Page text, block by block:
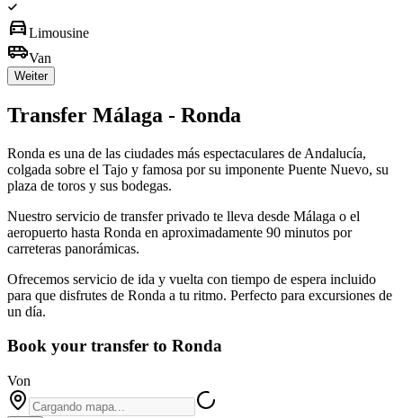
directions_carLimousine
airport_shuttleVan
Weiter
Transfer Málaga - Ronda
Ronda es una de las ciudades más espectaculares de Andalucía,
colgada sobre el Tajo y famosa por su imponente Puente Nuevo, su
plaza de toros y sus bodegas.
Nuestro servicio de transfer privado te lleva desde Málaga o el
aeropuerto hasta Ronda en aproximadamente 90 minutos por
carreteras panorámicas.
Ofrecemos servicio de ida y vuelta con tiempo de espera incluido
para que disfrutes de Ronda a tu ritmo. Perfecto para excursiones de
un día.
Book your transfer to Ronda
Von